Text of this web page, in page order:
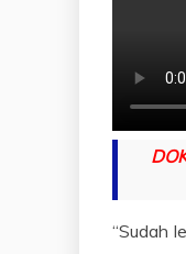
“Sudah